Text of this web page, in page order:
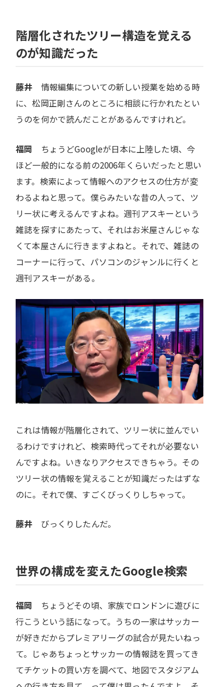
階層化されたツリー構造を覚える
のが知識だった
藤井 情報編集についての新しい授業を始める時
に、松岡正剛さんのところに相談に行かれたとい
うのを何かで読んだことがあるんですけれど。
福岡 ちょうどGoogleが日本に上陸した頃、今
ほど一般的になる前の2006年くらいだったと思い
ます。検索によって情報へのアクセスの仕方が変
わるよねと思って。僕らみたいな昔の人って、ツ
リー状に考えるんですよね。週刊アスキーという
雑誌を探すにあたって、それはお米屋さんじゃな
くて本屋さんに行きますよねと。それで、雑誌の
コーナーに行って、パソコンのジャンルに行くと
週刊アスキーがある。
これは情報が階層化されて、ツリー状に並んでい
るわけですけれど、検索時代ってそれが必要ない
んですよね。いきなりアクセスできちゃう。その
ツリー状の情報を覚えることが知識だったはずな
のに。それで僕、すごくびっくりしちゃって。
藤井 びっくりしたんだ。
世界の構成を変えたGoogle検索
福岡 ちょうどその頃、家族でロンドンに遊びに
行こうという話になって。うちの一家はサッカー
が好きだからプレミアリーグの試合が見たいねっ
て。じゃあちょっとサッカーの情報誌を買ってき
てチケットの買い方を調べて、地図でスタジアム